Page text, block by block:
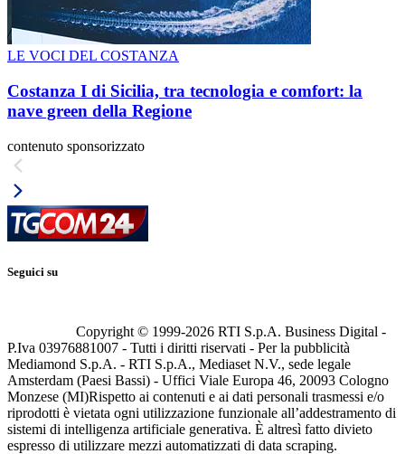
LE VOCI DEL COSTANZA
Costanza I di Sicilia, tra tecnologia e comfort: la
nave green della Regione
contenuto sponsorizzato
Seguici su
Copyright © 1999-2026 RTI S.p.A. Business Digital -
P.Iva 03976881007 - Tutti i diritti riservati - Per la pubblicità
Mediamond S.p.A. - RTI S.p.A., Mediaset N.V., sede legale
Amsterdam (Paesi Bassi) - Uffici Viale Europa 46, 20093 Cologno
Monzese (MI)Rispetto ai contenuti e ai dati personali trasmessi e/o
riprodotti è vietata ogni utilizzazione funzionale all’addestramento di
sistemi di intelligenza artificiale generativa. È altresì fatto divieto
espresso di utilizzare mezzi automatizzati di data scraping.